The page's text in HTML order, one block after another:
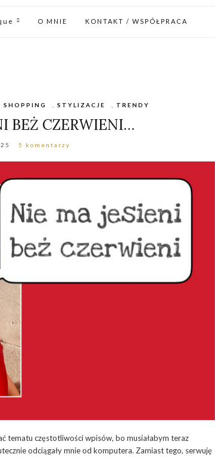
O MNIE KONTAKT / WSPÓŁPRACA
SHOPPING STYLIZACJE TRENDY
BEŻ CZERWIENI…
5 komentarzy
tematu częstotliwości wpisów, bo musiałabym teraz
odciągały mnie od komputera. Zamiast tego, serwuję